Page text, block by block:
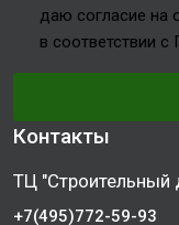
даю согласие на
в соответствии
Контакты
ТЦ "Строительный
+7(495)772-59-93